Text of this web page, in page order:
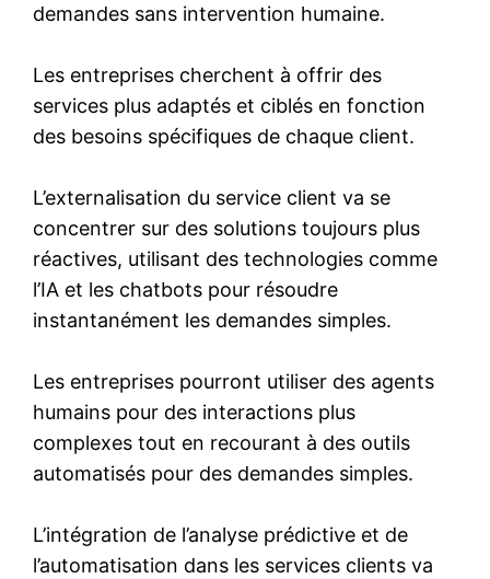
demandes sans intervention humaine.
Les entreprises cherchent à offrir des
services plus adaptés et ciblés en fonction
des besoins spécifiques de chaque client.
L’externalisation du service client va se
concentrer sur des solutions toujours plus
réactives, utilisant des technologies comme
l’IA et les chatbots pour résoudre
instantanément les demandes simples.
Les entreprises pourront utiliser des agents
humains pour des interactions plus
complexes tout en recourant à des outils
automatisés pour des demandes simples.
L’intégration de l’analyse prédictive et de
l’automatisation dans les services clients va